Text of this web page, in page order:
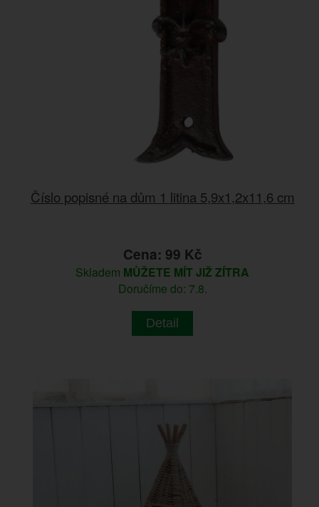
Číslo popisné na dům 1 litina 5,9x1,2x11,6 cm
Cena: 99 Kč
Skladem MŮŽETE MÍT JIŽ ZÍTRA
Doručíme do: 7.8.
Detail